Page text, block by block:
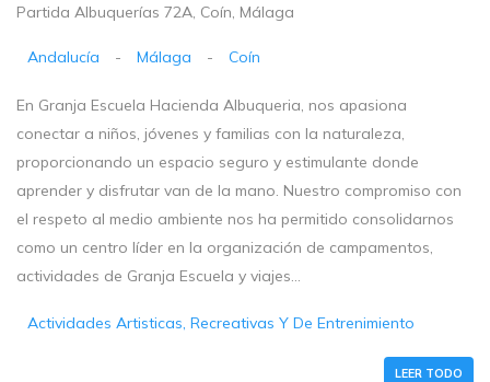
Partida Albuquerías 72A, Coín, Málaga
Andalucía - Málaga - Coín
En Granja Escuela Hacienda Albuqueria, nos apasiona
conectar a niños, jóvenes y familias con la naturaleza,
proporcionando un espacio seguro y estimulante donde
aprender y disfrutar van de la mano. Nuestro compromiso con
el respeto al medio ambiente nos ha permitido consolidarnos
como un centro líder en la organización de campamentos,
actividades de Granja Escuela y viajes...
Actividades Artisticas, Recreativas Y De Entrenimiento
LEER TODO